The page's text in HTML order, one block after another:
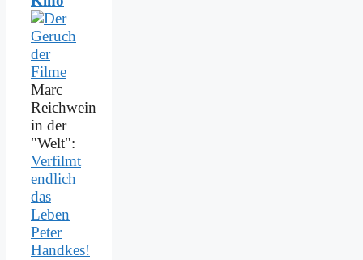
Marc
Reichwein
in der
"Welt":
Verfilmt
endlich
das
Leben
Peter
Handkes!